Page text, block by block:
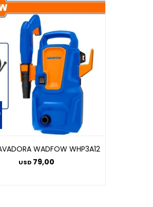
WADFOW WHP3A12
USD 79,00